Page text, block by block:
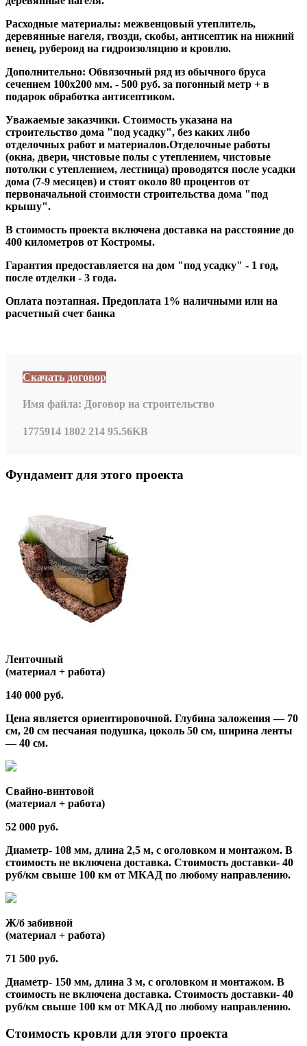
Расходные материалы: межвенцовый утеплитель,
деревянные нагеля, гвозди, скобы, антисептик на нижний
венец, рубероид на гидроизоляцию и кровлю.
Дополнительно: Обвязочный ряд из обычного бруса
сечением 100х200 мм. - 500 руб. за погонный метр + в
подарок обработка антисептиком.
Уважаемые заказчики. Стоимость указана на
строительство дома "под усадку", без каких либо
отделочных работ и материалов.Отделочные работы
(окна, двери, чистовые полы с утеплением, чистовые
потолки с утеплением, лестница) проводятся после усадки
дома (7-9 месяцев) и стоят около 80 процентов от
первоначальной стоимости строительства дома "под
крышу".
В стоимость проекта включена доставка на расстояние до
400 километров от Костромы.
Гарантия предоставляется на дом "под усадку" - 1 год,
после отделки - 3 года.
Оплата поэтапная. Предоплата 1% наличными или на
расчетный счет банка
Скачать договор
Имя файла: Договор на строительство
1775914 1802 214 95.56KB
Фундамент для этого проекта
Ленточный
(материал + работа)
140 000 руб.
Цена является ориентировочной. Глубина заложения — 70
см, 20 см песчаная подушка, цоколь 50 см, ширина ленты
— 40 см.
Свайно-винтовой
(материал + работа)
52 000 руб.
Диаметр- 108 мм, длина 2,5 м, с оголовком и монтажом. В
стоимость не включена доставка. Стоимость доставки- 40
руб/км свыше 100 км от МКАД по любому направлению.
Ж/б забивной
(материал + работа)
71 500 руб.
Диаметр- 150 мм, длина 3 м, с оголовком и монтажом. В
стоимость не включена доставка. Стоимость доставки- 40
руб/км свыше 100 км от МКАД по любому направлению.
Стоимость кровли для этого проекта